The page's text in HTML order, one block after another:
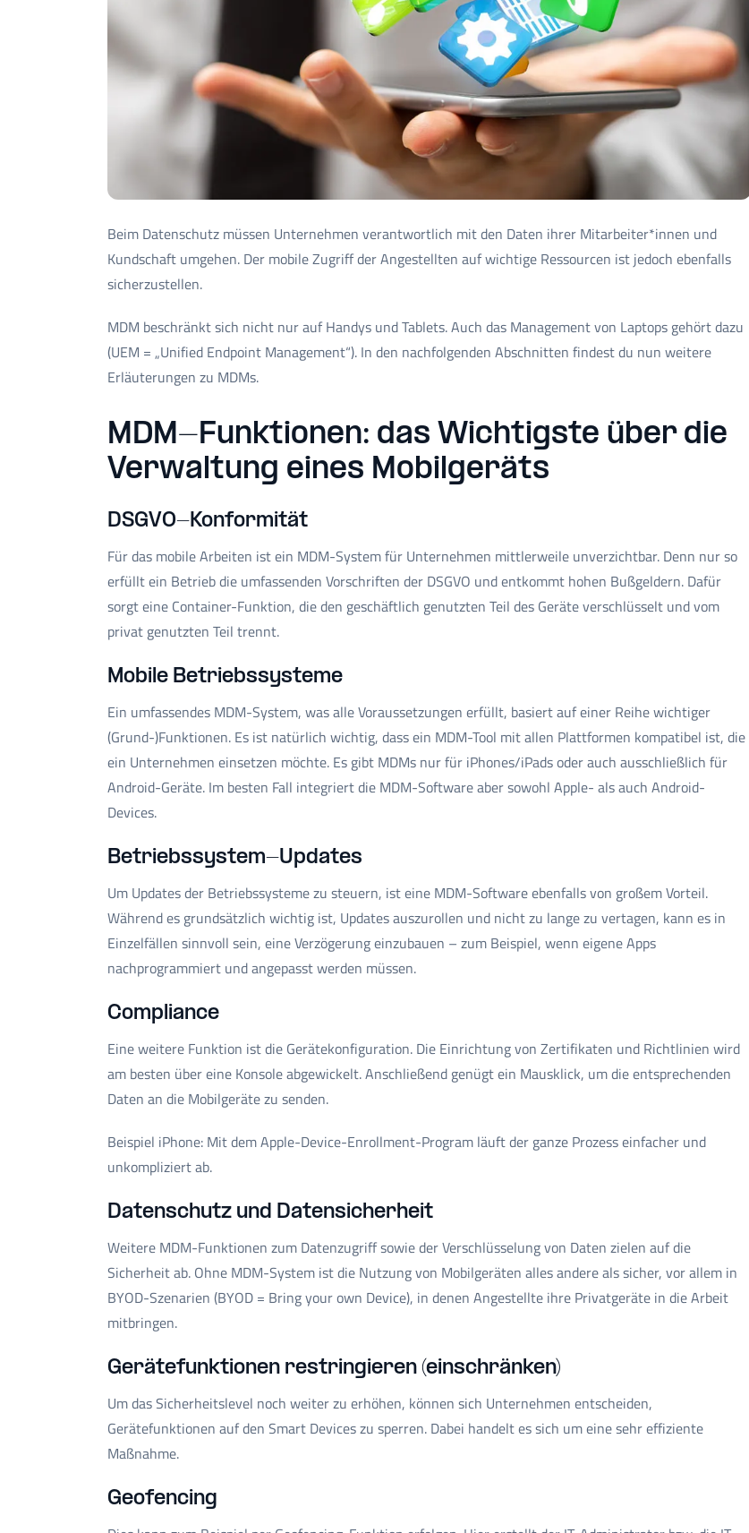
Beim Datenschutz müssen Unternehmen verantwortlich mit den Daten ihrer Mitarbeiter*innen und
Kundschaft umgehen. Der mobile Zugriff der Angestellten auf wichtige Ressourcen ist jedoch ebenfalls
sicherzustellen.
MDM beschränkt sich nicht nur auf Handys und Tablets. Auch das Management von Laptops gehört dazu
(UEM = „Unified Endpoint Management“). In den nachfolgenden Abschnitten findest du nun weitere
Erläuterungen zu MDMs.
MDM-Funktionen: das Wichtigste über die
Verwaltung eines Mobilgeräts
DSGVO-Konformität
Für das mobile Arbeiten ist ein MDM-System für Unternehmen mittlerweile unverzichtbar. Denn nur so
erfüllt ein Betrieb die umfassenden Vorschriften der DSGVO und entkommt hohen Bußgeldern. Dafür
sorgt eine Container-Funktion, die den geschäftlich genutzten Teil des Geräte verschlüsselt und vom
privat genutzten Teil trennt.
Mobile Betriebssysteme
Ein umfassendes MDM-System, was alle Voraussetzungen erfüllt, basiert auf einer Reihe wichtiger
(Grund-)Funktionen. Es ist natürlich wichtig, dass ein MDM-Tool mit allen Plattformen kompatibel ist, die
ein Unternehmen einsetzen möchte. Es gibt MDMs nur für iPhones/iPads oder auch ausschließlich für
Android-Geräte. Im besten Fall integriert die MDM-Software aber sowohl Apple- als auch Android-
Devices.
Betriebssystem-Updates
Um Updates der Betriebssysteme zu steuern, ist eine MDM-Software ebenfalls von großem Vorteil.
Während es grundsätzlich wichtig ist, Updates auszurollen und nicht zu lange zu vertagen, kann es in
Einzelfällen sinnvoll sein, eine Verzögerung einzubauen – zum Beispiel, wenn eigene Apps
nachprogrammiert und angepasst werden müssen.
Compliance
Eine weitere Funktion ist die Gerätekonfiguration. Die Einrichtung von Zertifikaten und Richtlinien wird
am besten über eine Konsole abgewickelt. Anschließend genügt ein Mausklick, um die entsprechenden
Daten an die Mobilgeräte zu senden.
Beispiel iPhone: Mit dem Apple-Device-Enrollment-Program läuft der ganze Prozess einfacher und
unkompliziert ab.
Datenschutz und Datensicherheit
Weitere MDM-Funktionen zum Datenzugriff sowie der Verschlüsselung von Daten zielen auf die
Sicherheit ab. Ohne MDM-System ist die Nutzung von Mobilgeräten alles andere als sicher, vor allem in
BYOD-Szenarien (BYOD = Bring your own Device), in denen Angestellte ihre Privatgeräte in die Arbeit
mitbringen.
Gerätefunktionen restringieren (einschränken)
Um das Sicherheitslevel noch weiter zu erhöhen, können sich Unternehmen entscheiden,
Gerätefunktionen auf den Smart Devices zu sperren. Dabei handelt es sich um eine sehr effiziente
Maßnahme.
Geofencing